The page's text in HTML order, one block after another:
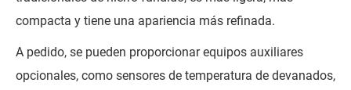
compacta y tiene una apariencia más refinada.
A pedido, se pueden proporcionar equipos auxiliares
opcionales, como sensores de temperatura de devanados,